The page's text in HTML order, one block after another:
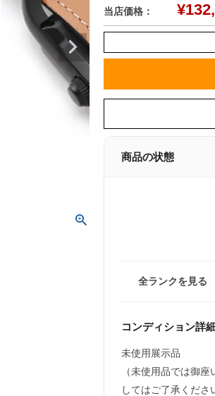
当店価格： ¥
商品の状態
全ランクを見る
コンディション詳
未使用展示品
（未使用品では御
してはご了承くださ